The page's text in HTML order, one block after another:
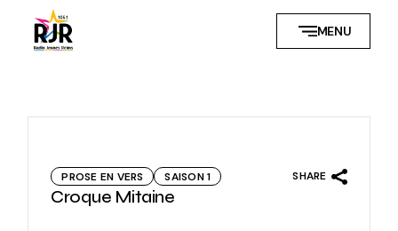
content
MENU
PROSE EN VERS SAISON 1
Croque Mitaine
SHARE